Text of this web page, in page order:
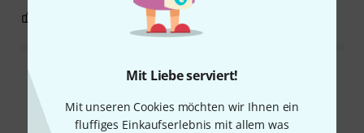
Mit Liebe serviert!
Mit unseren Cookies möchten wir Ihnen ein
fluffiges Einkaufserlebnis mit allem was
BEWERTUNG MELDEN
Alle Bewertungen lesen